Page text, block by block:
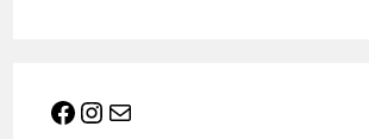
Facebook
Instagram
E-Mail